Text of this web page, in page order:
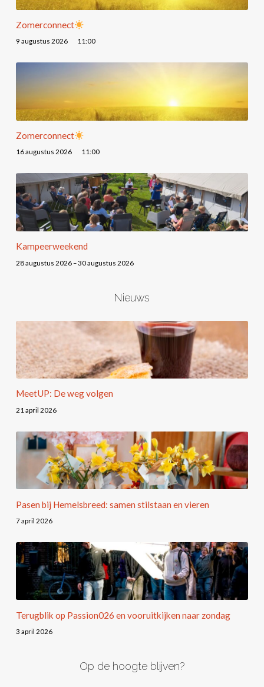
Zomerconnect
9 augustus 2026 11:00
Zomerconnect
16 augustus 2026 11:00
Kampeerweekend
28 augustus 2026 – 30 augustus 2026
Nieuws
MeetUP: De weg volgen
21 april 2026
Pasen bij Hemelsbreed: samen stilstaan en vieren
7 april 2026
Terugblik op Passion026 en vooruitkijken naar zondag
3 april 2026
Op de hoogte blijven?